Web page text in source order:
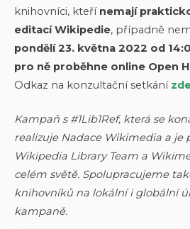
knihovníci, kteří nemají
editací Wikipedie, případně
pondělí 23. května 2022 od
pro ně proběhne online Open
Odkaz na konzultační setkání
Kampaň s #1Lib1Ref, která se
realizuje Nadace Wikimedia a je
Wikipedia Library Team a
celém světě. Spolupracujeme
knihovníků na lokální i globální
kampaně.